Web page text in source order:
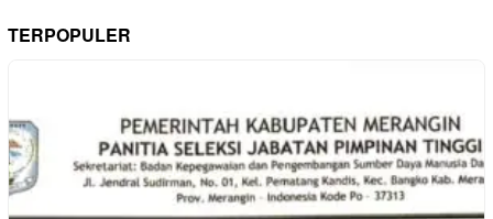
TERPOPULER